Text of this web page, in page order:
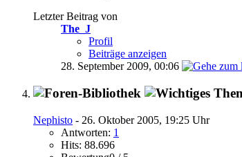
Letzter Beitrag von
The_J
Profil
Beiträge anzeigen
28. September 2009, 00:06
Nephisto - 26. Oktober 2005, 19:25 Uhr
Antworten: 1
Hits: 88.696